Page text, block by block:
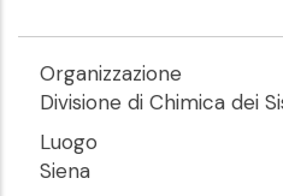
Organizzazione
Divisione di Chimica dei
Luogo
Siena